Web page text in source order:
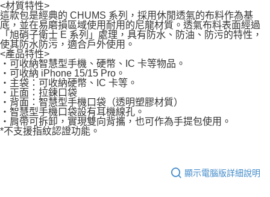
<材質特性>
這款包是經典的 CHUMS 系列，採用休閒透氣的布料作為基
底，並在易磨損區域使用耐用的尼龍材質。透氣布料表面經過
「旭硝子衛士 E 系列」處理，具有防水、防油、防污的特性，
使其防水防污，適合戶外使用。
<產品特性>
・可收納智慧型手機、硬幣、IC 卡等物品。
・可收納 iPhone 15/15 Pro。
・主袋：可收納硬幣、IC 卡等。
・正面：拉鍊口袋
・背面：智慧型手機口袋（透明塑膠材質）
・智慧型手機口袋設有耳機線孔。
・肩帶可拆卸，實現雙向背攜，也可作為手提包使用。
*不支援指紋認證功能。
顯示電腦版詳細說明